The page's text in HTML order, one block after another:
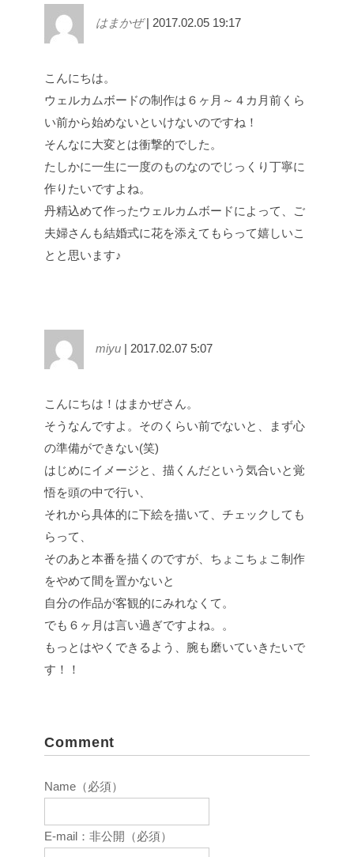
はまかぜ| 2017.02.05 19:17
こんにちは。
ウェルカムボードの制作は６ヶ月～４カ月前くら
い前から始めないといけないのですね！
そんなに大変とは衝撃的でした。
たしかに一生に一度のものなのでじっくり丁寧に
作りたいですよね。
丹精込めて作ったウェルカムボードによって、ご
夫婦さんも結婚式に花を添えてもらって嬉しいこ
とと思います♪
miyu | 2017.02.07 5:07
こんにちは！はまかぜさん。
そうなんですよ。そのくらい前でないと、まず心
の準備ができない(笑)
はじめにイメージと、描くんだという気合いと覚
悟を頭の中で行い、
それから具体的に下絵を描いて、チェックしても
らって、
そのあと本番を描くのですが、ちょこちょこ制作
をやめて間を置かないと
自分の作品が客観的にみれなくて。
でも６ヶ月は言い過ぎですよね。。
もっとはやくできるよう、腕も磨いていきたいで
す！！
Comment
Name（必須）
E-mail：非公開（必須）